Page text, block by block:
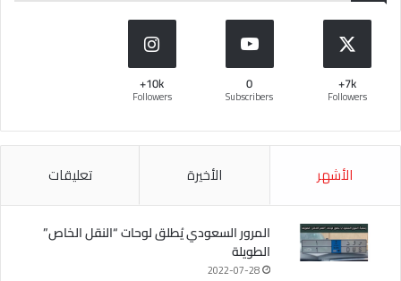
7k+
Followers
0
Subscribers
10k+
Followers
الأشهر الأخيرة تعليقات
المرور السعودي يُطلق لوحات “النقل الخاص”
الطويلة
2022-07-28